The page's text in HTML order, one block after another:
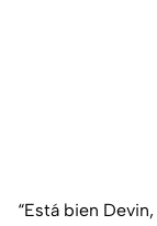
“Está bien